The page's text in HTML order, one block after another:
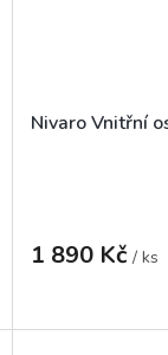
Nivaro Vnitřní
1 890 Kč / ks